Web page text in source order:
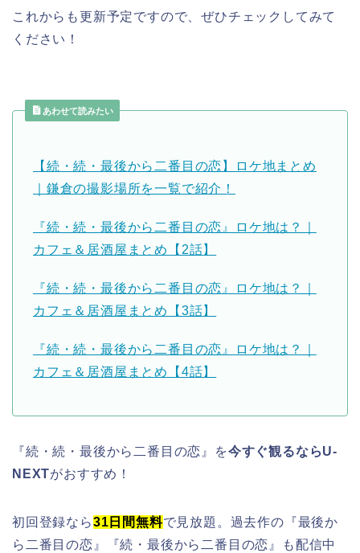
これからも更新予定ですので、ぜひチェックしてみて
ください！
あわせて読みたい
【続・続・最後から二番目の恋】ロケ地まとめ
｜鎌倉の撮影場所を一覧で紹介！
『続・続・最後から二番目の恋』ロケ地は？｜
カフェ＆居酒屋まとめ【2話】
『続・続・最後から二番目の恋』ロケ地は？｜
カフェ＆居酒屋まとめ【3話】
『続・続・最後から二番目の恋』ロケ地は？｜
カフェ＆居酒屋まとめ【4話】
『続・続・最後から二番目の恋』を今すぐ観るならU-
NEXTがおすすめ！
初回登録なら31日間無料で見放題。過去作の『最後か
ら二番目の恋』『続・最後から二番目の恋』も配信中